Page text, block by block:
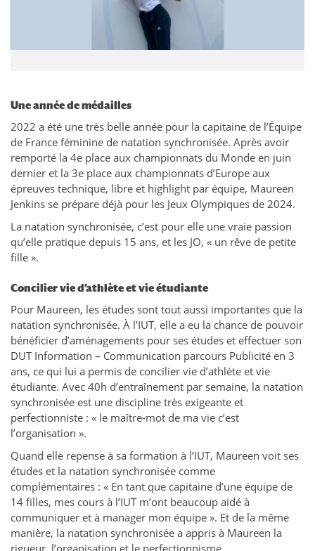
Une année de médailles
2022 a été une très belle année pour la capitaine de l’Équipe
de France féminine de natation synchronisée. Après avoir
remporté la 4e place aux championnats du Monde en juin
dernier et la 3e place aux championnats d’Europe aux
épreuves technique, libre et highlight par équipe, Maureen
Jenkins se prépare déjà pour les Jeux Olympiques de 2024.
La natation synchronisée, c’est pour elle une vraie passion
qu’elle pratique depuis 15 ans, et les JO, « un rêve de petite
fille ».
Concilier vie d’athlète et vie étudiante
Pour Maureen, les études sont tout aussi importantes que la
natation synchronisée. À l’IUT, elle a eu la chance de pouvoir
bénéficier d’aménagements pour ses études et effectuer son
DUT Information – Communication parcours Publicité en 3
ans, ce qui lui a permis de concilier vie d’athlète et vie
étudiante. Avec 40h d’entraînement par semaine, la natation
synchronisée est une discipline très exigeante et
perfectionniste : « le maître-mot de ma vie c’est
l’organisation ».
Quand elle repense à sa formation à l’IUT, Maureen voit ses
études et la natation synchronisée comme
complémentaires : « En tant que capitaine d’une équipe de
14 filles, mes cours à l’IUT m’ont beaucoup aidé à
communiquer et à manager mon équipe ». Et de la même
manière, la natation synchronisée a appris à Maureen la